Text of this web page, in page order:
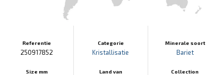
Referentie
250917852
Size mm
Categorie
Kristallisatie
Land van
Minerale soort
Bariet
Collection